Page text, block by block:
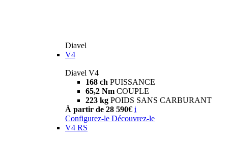
Diavel
V4
Diavel V4
168 ch PUISSANCE
65,2 Nm COUPLE
223 kg POIDS SANS CARBURANT
À partir de 28 590€ i
Configurez-le Découvrez-le
V4 RS